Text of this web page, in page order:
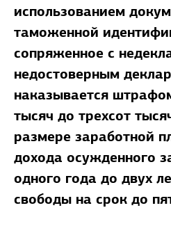
использованием
таможенной
сопряженное с
недостоверным
наказывается
тысяч до трехсот
размере заработной
дохода осужденного
одного года до двух
свободы на срок до